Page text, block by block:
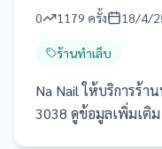
0 1179 ครั้ง 18/4/
ร้านทำเล็บ
Na Nail ให้บริการร้า
3038 ดูข้อมูลเพิ่มเติ